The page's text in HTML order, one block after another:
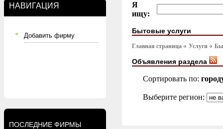
НАВИГАЦИЯ
Добавить фирму
ПОСЛЕДНИЕ ФИРМЫ
Я
ищу:
Бытовые услуги
Главная страница Услуги
Объявления раздела
Сортировать по:
Выберите регион: